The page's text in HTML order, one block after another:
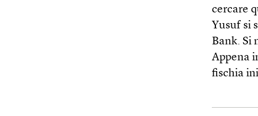
cercare
Yusuf si
Bank. Si
Appena
fischia